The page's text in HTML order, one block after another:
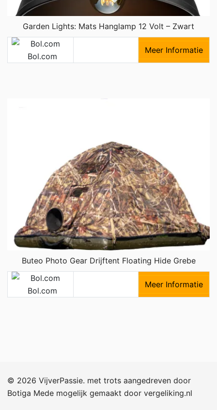
Garden Lights: Mats Hanglamp 12 Volt – Zwart
Bol.com
Meer Informatie
Buteo Photo Gear Drijftent Floating Hide Grebe
Bol.com
Meer Informatie
© 2026 VijverPassie. met trots aangedreven door
Botiga Mede mogelijk gemaakt door vergeliking.nl